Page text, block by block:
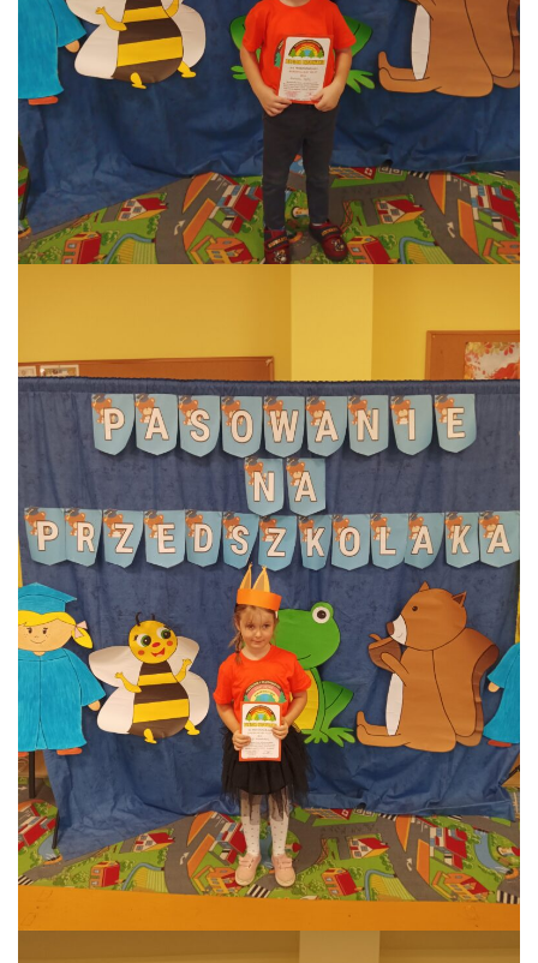
KORZYSTANIE Z TIK
UROCZYSTOŚCI
OSIĄGNIĘCIA
NASI PRZYJACIELE
KĄCIK DLA RODZICÓW
AKTUALNOŚCI
PORADY DLA RODZICÓW
REKRUTACJA
DOKUMENTY DO POBRANIA
OBIADY
ANKIETY